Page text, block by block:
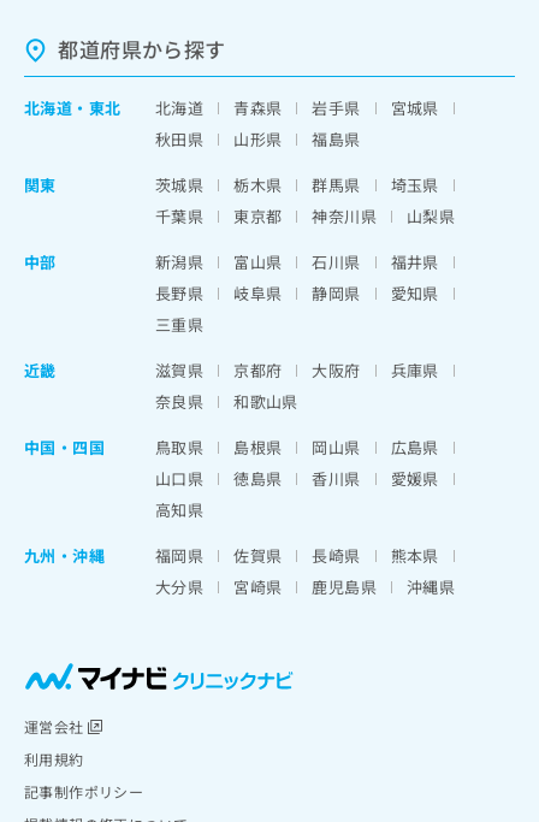
都道府県から探す
北海道 ・ 東北 北海道 青森県 岩手県
宮城県
秋田県
山形県
福島県
関東
茨城県 栃木県 群馬県
埼玉県
千葉県
東京都 神奈川県
山梨県
中部
新潟県 富山県 石川県
福井県
長野県
岐阜県 静岡県
愛知県
三重県
近畿
滋賀県 京都府 大阪府
兵庫県
奈良県
和歌山県
中国・四国
鳥取県 島根県 岡山県
広島県
山口県
徳島県 香川県
愛媛県
高知県
九州・沖縄
福岡県 佐賀県 長崎県
熊本県
大分県
宮崎県 鹿児島県 沖縄県
運営会社
利用規約
記事制作ポリシー